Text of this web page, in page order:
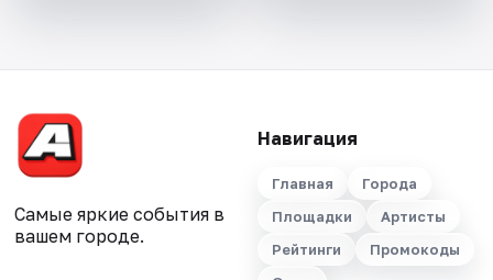
Самые яркие события в
вашем городе.
Навигация
Главная
Города
Площадки
Артисты
Рейтинги
Промокоды